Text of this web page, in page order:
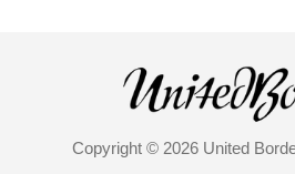
Copyright © 2026 United